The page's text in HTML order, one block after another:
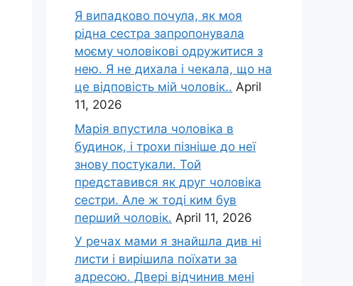
Я випадково почула, як моя
рідна сестра запропонувала
моєму чоловікові одружитися з
нею. Я не дихала і чекала, що на
це відповість мій чоловік.. April
11, 2026
Марія впустила чоловіка в
будинок, і трохи пізніше до неї
знову постукали. Той
представився як друг чоловіка
сестри. Але ж тоді ким був
перший чоловік. April 11, 2026
У речах мами я знайшла див ні
листи і вирішила поїхати за
адресою. Двері відчинив мені